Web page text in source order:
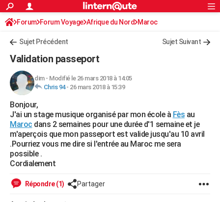
ACTUALITÉS
Politique
Société
Faits Divers
Education
Monde
Villes
+
FINANCE
Retraite
Impôts
Epargne
Immobilier
Risques naturels par ville
Banque
Assurance
Crédit
AUTO
Essais
Réserver un essai
Citadines
Berlines
SUV
Forum auto
+HIGH-TECH
Mobiles
Meilleur smartphone
Internet
Ordinateurs
Jeux vidéo
Guide high-tech
+BRICOLAGE
Forum
Aménagement intérieur
Extérieur
Cuisine
Salle de bains
Jardinage
Rangement
WEEK-END
Art de vivre
Bien-être
Loisirs
Mode
Modes de vie
S'inscrire
Connexion
Forum Forum Voyage Afrique du Nord Maroc
Sujet Précédent Sujet Suivant
Validation passeport
dim- Modifié le 26 mars 2018 à 14:05
Chris 94- 26 mars 2018 à 15:39
Bonjour,
J'ai un stage musique organisé par mon école à Fès au
Maroc dans 2 semaines pour une durée d'1 semaine et je
m'aperçois que mon passeport est valide jusqu'au 10 avril
.Pourriez vous me dire si l'entrée au Maroc me sera
possible .
Cordialement
Répondre (1) Partager